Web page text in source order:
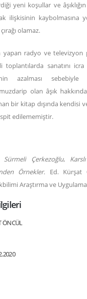
yeni koşullar ve
ilişkisinin kaybolmasına
olamaz.
yapan radyo ve televizyon
toplantılarda sanatını
azalması sebebiyle
olan âşık
bir kitap dışında kendisi
edilememiştir.
Sürmeli Çerkezoğlu,
Örnekler. Ed. Kürşat
Araştırma ve
ÖNCÜL